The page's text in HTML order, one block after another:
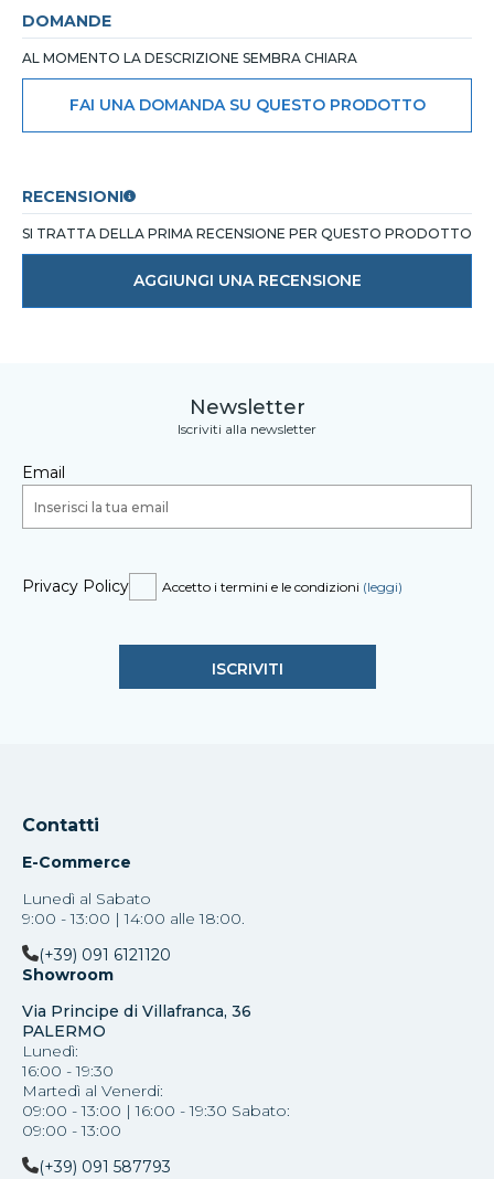
DOMANDE
AL MOMENTO LA DESCRIZIONE SEMBRA CHIARA
FAI UNA DOMANDA SU QUESTO PRODOTTO
RECENSIONI
SI TRATTA DELLA PRIMA RECENSIONE PER QUESTO PRODOTTO
AGGIUNGI UNA RECENSIONE
Newsletter
Iscriviti alla newsletter
Email
Privacy Policy Accetto i termini e le condizioni (leggi)
Contatti
E-Commerce
Lunedì al Sabato
9:00 - 13:00 | 14:00 alle 18:00.
(+39) 091 6121120
Showroom
Via Principe di Villafranca, 36
PALERMO
Lunedì:
16:00 - 19:30
Martedì al Venerdi:
09:00 - 13:00 | 16:00 - 19:30 Sabato:
09:00 - 13:00
(+39) 091 587793